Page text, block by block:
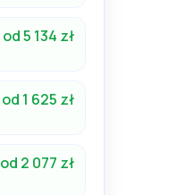
od 5 134 zł
od 1 625 zł
od 2 077 zł